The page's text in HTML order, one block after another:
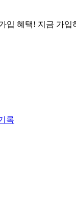
입 혜택! 지금 가입
록